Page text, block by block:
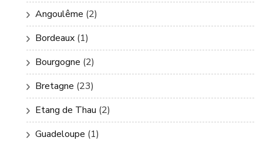
Angoulême (2)
Bordeaux (1)
Bourgogne (2)
Bretagne (23)
Etang de Thau (2)
Guadeloupe (1)